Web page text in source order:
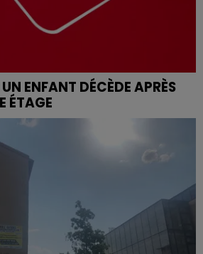
ENFANT DÉCÈDE APRÈS
ÉTAGE